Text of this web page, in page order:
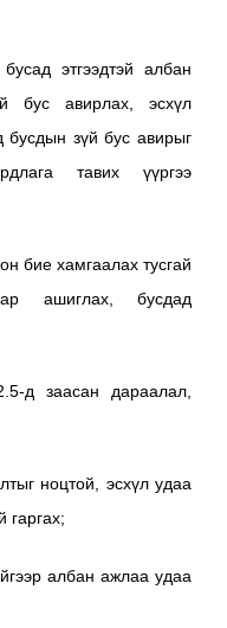
этгээдтэй албан
бус авирлах, эсхүл
бусдын зүй бус авирыг
тавих үүргээ
бие хамгаалах тусгай
ашиглах, бусдад
д заасан дараалал,
ноцтой, эсхүл удаа
гаргах;
албан ажлаа удаа